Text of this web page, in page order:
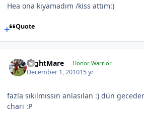
Hea ona kıyamadım /kiss attım:)
Quote
NightMare Honor Warrior
December 1, 201015 yr
fazla sıkılmıssın anlasılan :) dün
charı :P